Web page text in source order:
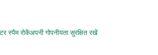
स्पैम रोकेंअपनी गोपनीयता सुरक्षित रखें